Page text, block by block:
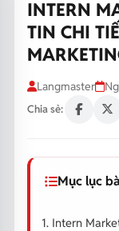
INTERN
TIN CHI
Langmaster
Chia sẻ:
Mục lục
1. Intern